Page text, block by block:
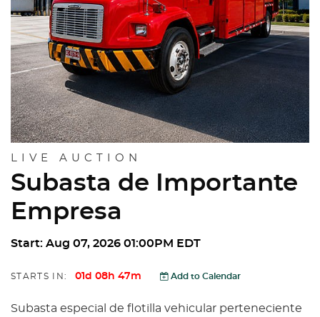
LIVE AUCTION
Subasta de Importante
Empresa
Start: Aug 07, 2026 01:00PM EDT
STARTS IN: 01d 08h 47m Add to Calendar
Subasta especial de flotilla vehicular perteneciente